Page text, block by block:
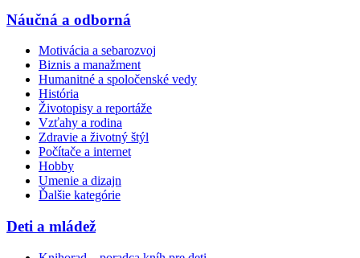
Náučná a odborná
Motivácia a sebarozvoj
Biznis a manažment
Humanitné a spoločenské vedy
História
Životopisy a reportáže
Vzťahy a rodina
Zdravie a životný štýl
Počítače a internet
Hobby
Umenie a dizajn
Ďalšie kategórie
Deti a mládež